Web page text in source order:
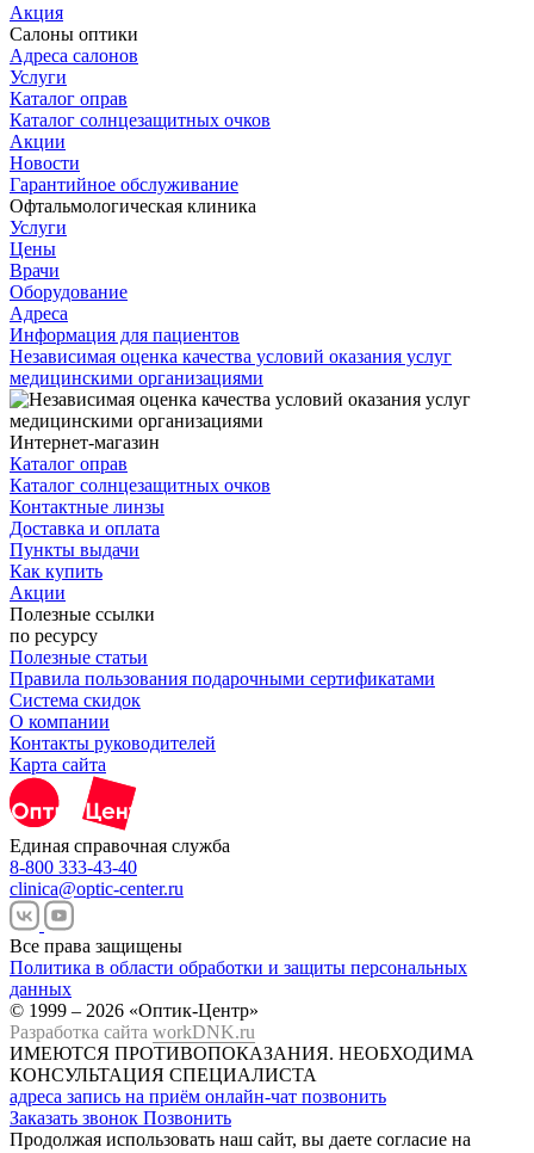
Акция
Салоны оптики
Адреса салонов
Услуги
Каталог оправ
Каталог солнцезащитных очков
Акции
Новости
Гарантийное обслуживание
Офтальмологическая клиника
Услуги
Цены
Врачи
Оборудование
Адреса
Информация для пациентов
Независимая оценка качества условий оказания услуг
медицинскими организациями
Интернет-магазин
Каталог оправ
Каталог солнцезащитных очков
Контактные линзы
Доставка и оплата
Пункты выдачи
Как купить
Акции
Полезные ссылки
по ресурсу
Полезные статьи
Правила пользования подарочными сертификатами
Система скидок
О компании
Контакты руководителей
Карта сайта
Единая справочная служба
8-800 333-43-40
clinica@optic-center.ru
Все права защищены
Политика в области обработки и защиты персональных
данных
© 1999 – 2026 «Оптик-Центр»
Разработка сайта workDNK.ru
ИМЕЮТСЯ ПРОТИВОПОКАЗАНИЯ. НЕОБХОДИМА
КОНСУЛЬТАЦИЯ СПЕЦИАЛИСТА
адреса запись на приём онлайн-чат позвонить
Заказать звонок Позвонить
Продолжая использовать наш сайт, вы даете согласие на